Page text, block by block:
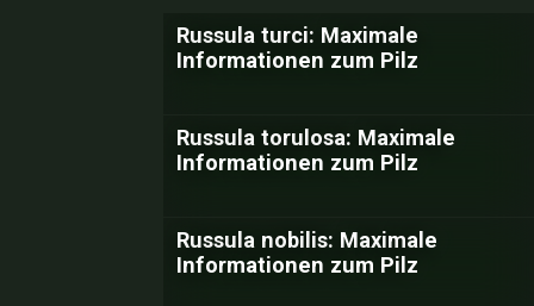
Russula turci: Maximale
Informationen zum Pilz
Russula torulosa: Maximale
Informationen zum Pilz
Russula nobilis: Maximale
Informationen zum Pilz